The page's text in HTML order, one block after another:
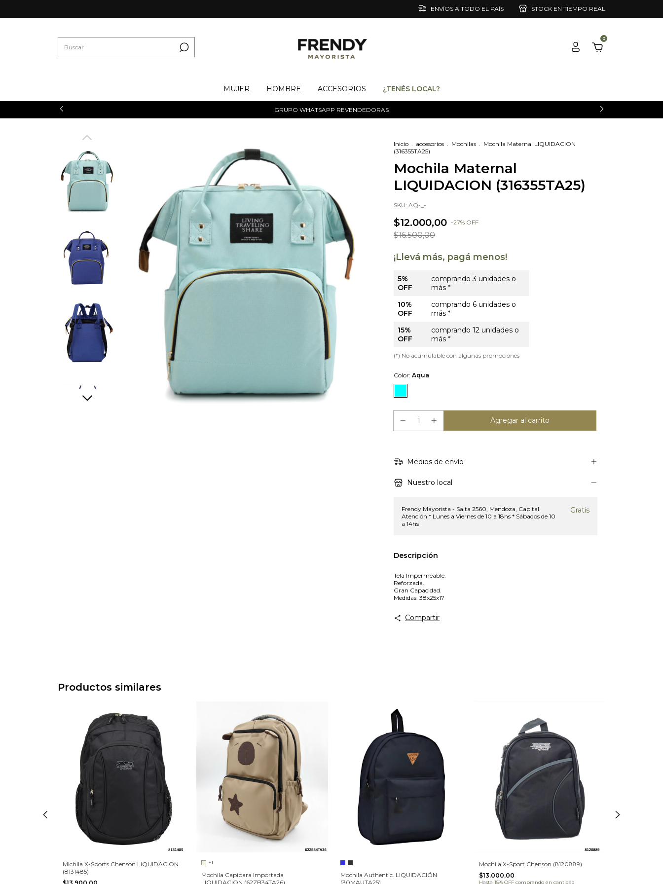
ENVÍOS A TODO EL PAÍS STOCK EN TIEMPO REAL
0
MUJER HOMBRE ACCESORIOS ¿TENÉS LOCAL?
GRUPO WHATSAPP REVENDEDORAS
Inicio accesorios Mochilas
Mochila Maternal LIQUIDACION
(316355TA25)
Mochila Maternal
LIQUIDACION (316355TA25)
SKU: AQ-_-
$12.000,00 -27% OFF
$16.500,00
¡Llevá más, pagá menos!
5%
OFF
comprando 3 unidades o
más *
10%
OFF
comprando 6 unidades o
más *
15%
OFF
comprando 12 unidades o
más *
(*) No acumulable con algunas promociones
Color: Aqua
Medios de envío
Nuestro local
Frendy Mayorista - Salta 2560, Mendoza, Capital.
Atención * Lunes a Viernes de 10 a 18hs * Sábados de 10
a 14hs
Gratis
Descripción
Tela Impermeable.
Reforzada.
Gran Capacidad.
Medidas: 38x25x17
Compartir
Productos similares
Michila X-Sports Chenson LIQUIDACION
(8131485)
+1
Mochila Capibara Importada
LIQUIDACION (62ZB34TA26)
Mochila Authentic. LIQUIDACIÓN
(30MAUTA25)
Mochila X-Sport Chenson (8120889)
$13.000,00
Hasta 15% OFF comprando en cantidad